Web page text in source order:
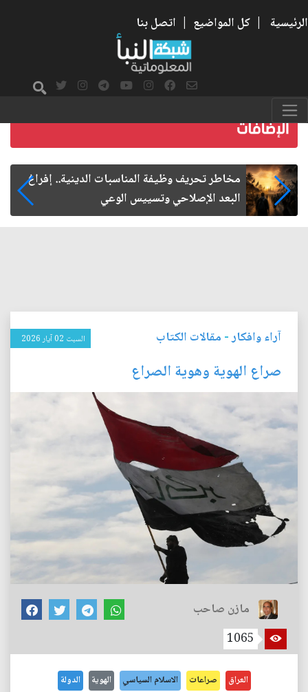
الرئيسية | كل المواضيع | اتصل بنا
زيارة الأربعين.. من الفاعلية المجتمعية إلى
الفاعلة
آراء وافكار- مقالات الكتاب السبت 02 آيار 2026
صراع الهوية وهوية الصراع
مازن صاحب
1065
العراق صراعات الاسلام السياسي الهوية الدولة